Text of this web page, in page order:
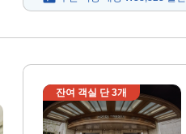
잔여 객실 단3개